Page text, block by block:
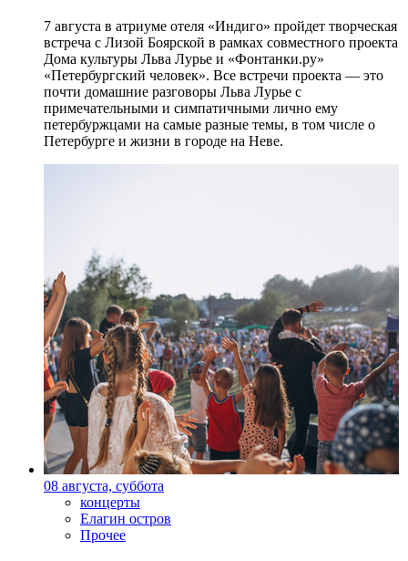
7 августа в атриуме отеля «Индиго» пройдет творческая
встреча с Лизой Боярской в рамках совместного проекта
Дома культуры Льва Лурье и «Фонтанки.ру»
«Петербургский человек». Все встречи проекта — это
почти домашние разговоры Льва Лурье с
примечательными и симпатичными лично ему
петербуржцами на самые разные темы, в том числе о
Петербурге и жизни в городе на Неве.
08 августа, суббота
концерты
Елагин остров
Прочее